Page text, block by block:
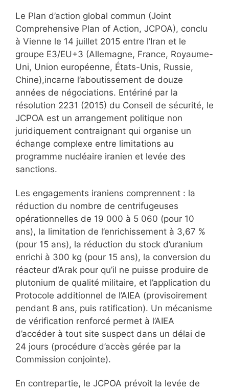
Le Plan d’action global commun (Joint
Comprehensive Plan of Action, JCPOA), conclu
à Vienne le 14 juillet 2015 entre l’Iran et le
groupe E3/EU+3 (Allemagne, France, Royaume-
Uni, Union européenne, États-Unis, Russie,
Chine),incarne l’aboutissement de douze
années de négociations. Entériné par la
résolution 2231 (2015) du Conseil de sécurité, le
JCPOA est un arrangement politique non
juridiquement contraignant qui organise un
échange complexe entre limitations au
programme nucléaire iranien et levée des
sanctions.
Les engagements iraniens comprennent : la
réduction du nombre de centrifugeuses
opérationnelles de 19 000 à 5 060 (pour 10
ans), la limitation de l’enrichissement à 3,67 %
(pour 15 ans), la réduction du stock d’uranium
enrichi à 300 kg (pour 15 ans), la conversion du
réacteur d’Arak pour qu’il ne puisse produire de
plutonium de qualité militaire, et l’application du
Protocole additionnel de l’AIEA (provisoirement
pendant 8 ans, puis ratification). Un mécanisme
de vérification renforcé permet à l’AIEA
d’accéder à tout site suspect dans un délai de
24 jours (procédure d’accès gérée par la
Commission conjointe).
En contrepartie, le JCPOA prévoit la levée de